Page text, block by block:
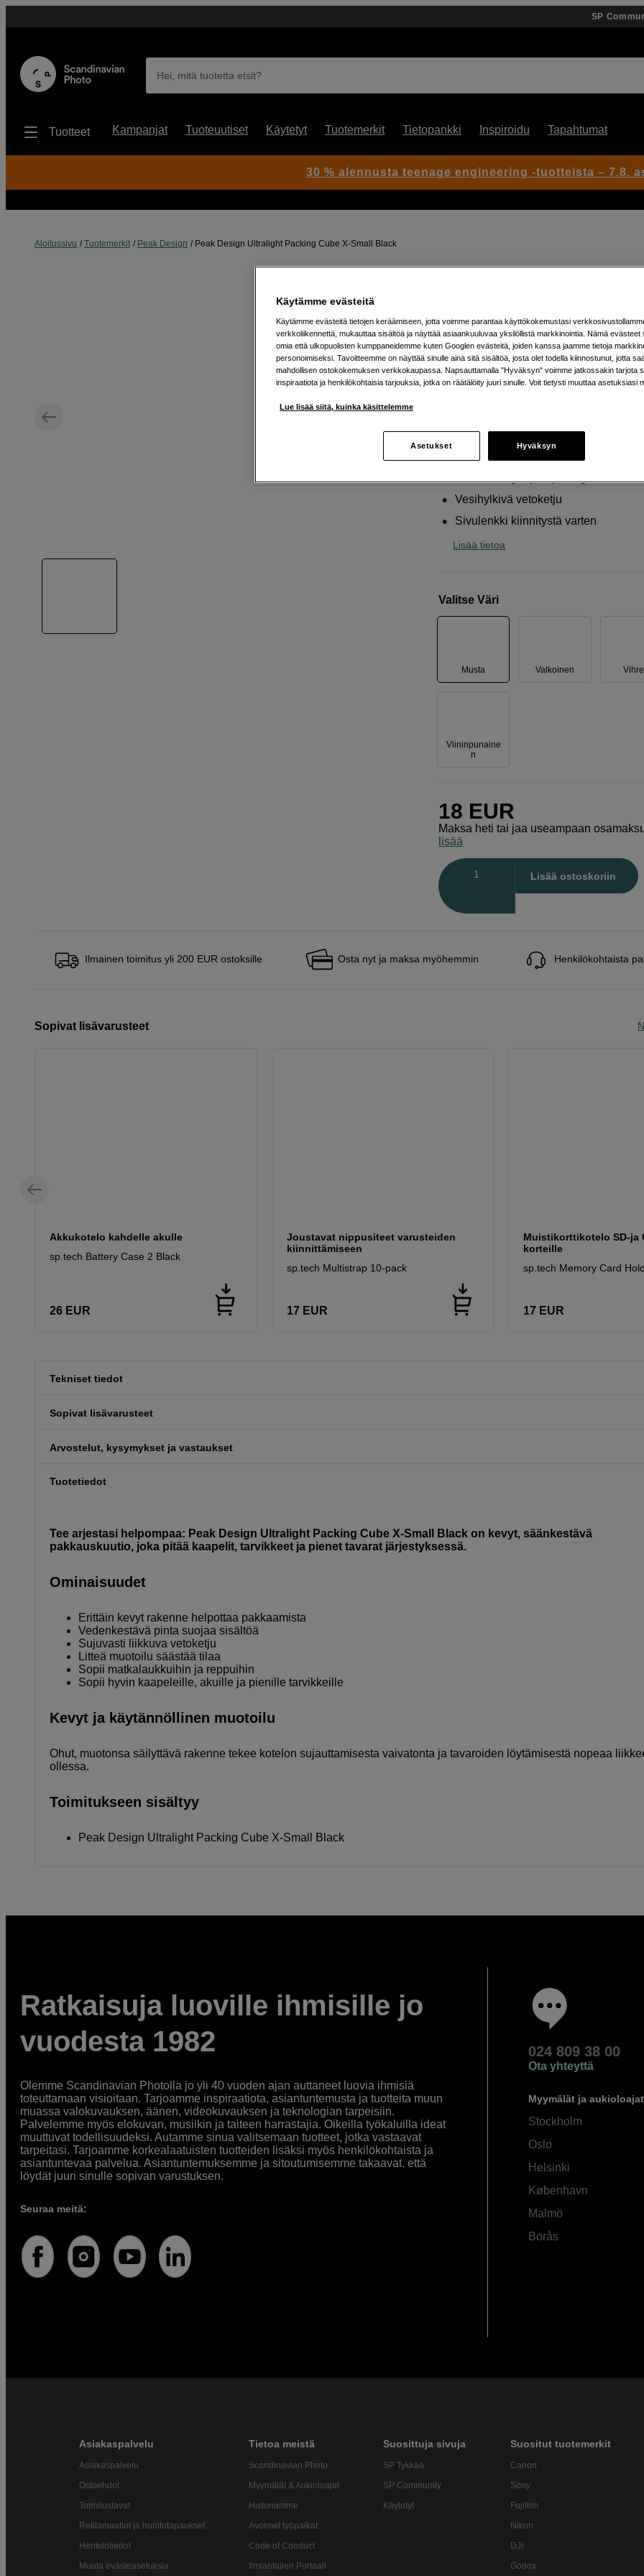
SP
Hei, mitä tuotetta etsit?
Tuotteet Kampanjat Tuoteuutiset Käytetyt Tuotemerkit Tietopankki Inspiroidu Tapahtumat
Aloitussivu Tuotemerkit Peak Design Peak Design Ultralight Packing Cube X-Small Black
Peak Design Ultralight Packing Cube X-
reppuihin — pitää tavarat
järjestyksessä.
Helsingin myymälä: Varastotilanne
Vesihylkivä vetoketju
Sivulenkki kiinnitystä varten
Lisää tietoa
Valitse Väri
Musta Valkoinen
Viininpunaine
n
18 EUR
Maksa heti tai jaa useampaan
lisää
Lisää ostoskoriin
Ilmainen toimitus yli 200 EUR ostoksille Osta nyt ja maksa myöhemmin Henkilökohtaista
Sopivat lisävarusteet
Akkukotelo kahdelle akulle
sp.tech Battery Case 2 Black
26 EUR
Joustavat nippusiteet varusteiden
kiinnittämiseen
sp.tech Multistrap 10-pack
17 EUR
Muistikorttikotelo SD-ja
korteille
sp.tech Memory Card
17 EUR
Tekniset tiedot
Sopivat lisävarusteet
Arvostelut, kysymykset ja vastaukset
Tuotetiedot
Tee arjestasi helpompaa: Peak Design Ultralight Packing Cube X-Small Black on kevyt, säänkestävä
pakkauskuutio, joka pitää kaapelit, tarvikkeet ja pienet tavarat järjestyksessä.
Ominaisuudet
Erittäin kevyt rakenne helpottaa pakkaamista
Vedenkestävä pinta suojaa sisältöä
Sujuvasti liikkuva vetoketju
Litteä muotoilu säästää tilaa
Sopii matkalaukkuihin ja reppuihin
Sopii hyvin kaapeleille, akuille ja pienille tarvikkeille
Kevyt ja käytännöllinen muotoilu
Ohut, muotonsa säilyttävä rakenne tekee kotelon sujauttamisesta vaivatonta ja tavaroiden löytämisestä nopeaa
ollessa.
Toimitukseen sisältyy
Peak Design Ultralight Packing Cube X-Small Black
Ratkaisuja luoville ihmisille jo
vuodesta 1982
Olemme Scandinavian Photolla jo yli 40 vuoden ajan auttaneet luovia ihmisiä
toteuttamaan visioitaan. Tarjoamme inspiraatiota, asiantuntemusta ja tuotteita muun
muassa valokuvauksen, äänen, videokuvauksen ja teknologian tarpeisiin.
Palvelemme myös elokuvan, musiikin ja taiteen harrastajia. Oikeilla työkaluilla ideat
muuttuvat todellisuudeksi. Autamme sinua valitsemaan tuotteet, jotka vastaavat
tarpeitasi. Tarjoamme korkealaatuisten tuotteiden lisäksi myös henkilökohtaista ja
asiantuntevaa palvelua. Asiantuntemuksemme ja sitoutumisemme takaavat, että
löydät juuri sinulle sopivan varustuksen.
Seuraa meitä:
024 809 38 00
Ota yhteyttä
Myymälät ja aukioloajat
Stockholm
Oslo
Helsinki
København
Malmö
Borås
Asiakaspalvelu
Asiakaspalvelu
Ostoehdot
Toimitustavat
Reklamaatiot ja huoltotapaukset
Henkilötiedot
Muuta evästeasetuksia
Tietoa meistä
Scandinavian Photo
Myymälät & Aukioloajat
Historiamme
Avoimet työpaikat
Code of Conduct
Ilmiantajien Portaali
Suosittuja sivuja
SP Tykkää
SP Community
Käytetyt
Suositut tuotemerkit
Canon
Sony
Fujifilm
Nikon
DJI
Godox
30 % alennusta teenage engineering -tuotteista – 7.8.
Käytämme evästeitä
Käytämme evästeitä tietojen keräämiseen, jotta voimme parantaa käyttökokemustasi
verkkoliikennettä, mukauttaa sisältöä ja näyttää asiaankuuluvaa yksilöllistä markkinointia. Nämä evästeet
omia että ulkopuolisten kumppaneidemme kuten Googlen evästeitä, joiden kanssa jaamme tietoja
personoimiseksi. Tavoitteemme on näyttää sinulle aina sitä sisältöä, josta olet todella kiinnostunut, jotta
mahdollisen ostokokemuksen verkkokaupassa. Napsauttamalla "Hyväksyn" voimme jatkossakin tarjota
inspiraatiota ja henkilökohtaisia tarjouksia, jotka on räätälöity juuri sinulle. Voit tietysti muuttaa asetuksiasi
Lue lisää siitä, kuinka käsittelemme
Asetukset Hyväksyn